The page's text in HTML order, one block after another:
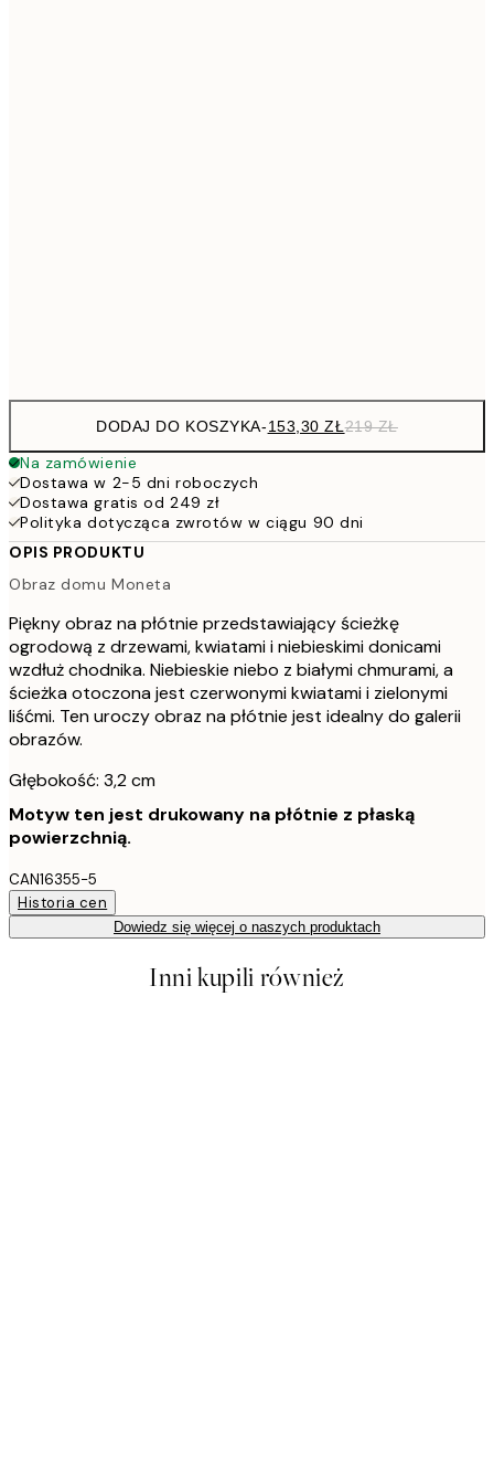
DODAJ DO KOSZYKA-153,30 ZŁ219 ZŁ
Na zamówienie
Dostawa w 2-5 dni roboczych
Dostawa gratis od 249 zł
Polityka dotycząca zwrotów w ciągu 90 dni
OPIS PRODUKTU
Obraz domu Moneta
Piękny obraz na płótnie przedstawiający ścieżkę
ogrodową z drzewami, kwiatami i niebieskimi donicami
wzdłuż chodnika. Niebieskie niebo z białymi chmurami, a
ścieżka otoczona jest czerwonymi kwiatami i zielonymi
liśćmi. Ten uroczy obraz na płótnie jest idealny do galerii
obrazów.
Głębokość: 3,2 cm
Motyw ten jest drukowany na płótnie z płaską
powierzchnią.
CAN16355-5
Historia cen
Dowiedz się więcej o naszych produktach
Inni kupili również